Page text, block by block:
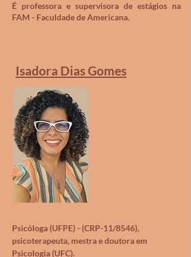
É professora e supervisora de estágios na
FAM - Faculdade de Americana.
Isadora Dias Gomes
Psicóloga (UFPE) - (CRP-11/8546),
psicoterapeuta, mestra e doutora em
Psicologia (UFC).